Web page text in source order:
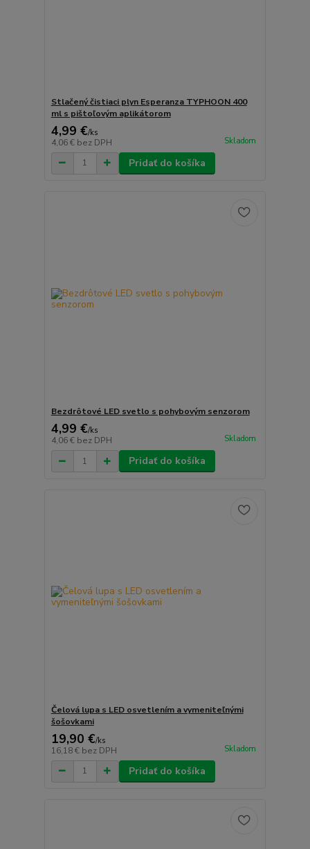
Stlačený čistiaci plyn Esperanza TYPHOON 400
ml s pištoľovým aplikátorom
4,99 €/ks
4,06 € bez DPH Skladom
Pridať do košíka
Bezdrôtové LED svetlo s pohybovým senzorom
4,99 €/ks
4,06 € bez DPH Skladom
Pridať do košíka
Čelová lupa s LED osvetlením a vymeniteľnými
šošovkami
19,90 €/ks
16,18 € bez DPH Skladom
Pridať do košíka